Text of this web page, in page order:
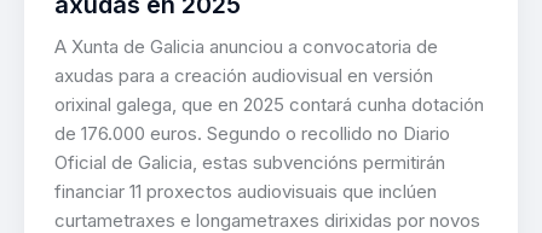
A Xunta de Galicia anunciou a convocatoria de
axudas para a creación audiovisual en versión
orixinal galega, que en 2025 contará cunha dotación
de 176.000 euros. Segundo o recollido no Diario
Oficial de Galicia, estas subvencións permitirán
financiar 11 proxectos audiovisuais que inclúen
curtametraxes e longametraxes dirixidas por novos